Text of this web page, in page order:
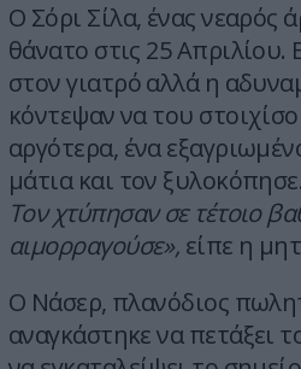
Ο Σόρι Σίλα, ένας νεαρός
θάνατο στις 25 Απριλίου.
στον γιατρό αλλά η
κόντεψαν να του
αργότερα, ένα
μάτια και τον ξυλοκόπησε.
Τον χτύπησαν σε τέτοιο
αιμορραγούσε», είπε η
Ο Νάσερ, πλανόδιος
αναγκάστηκε να πετάξει